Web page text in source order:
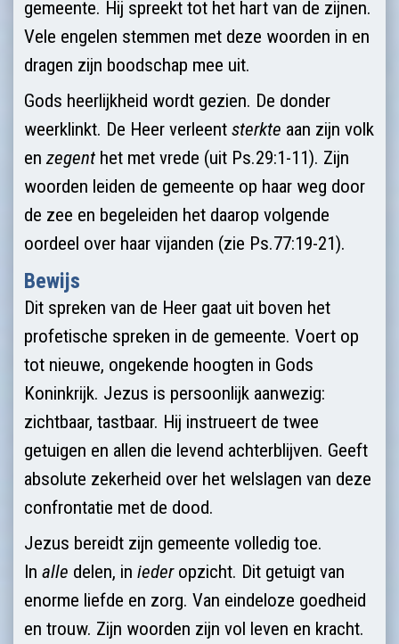
gemeente. Hij spreekt tot het hart van de zijnen.
Vele engelen stemmen met deze woorden in en
dragen zijn boodschap mee uit.
Gods heerlijkheid wordt gezien. De donder
weerklinkt. De Heer verleent sterkte aan zijn volk
en zegent het met vrede (uit Ps.29:1-11). Zijn
woorden leiden de gemeente op haar weg door
de zee en begeleiden het daarop volgende
oordeel over haar vijanden (zie Ps.77:19-21).
Bewijs
Dit spreken van de Heer gaat uit boven het
profetische spreken in de gemeente. Voert op
tot nieuwe, ongekende hoogten in Gods
Koninkrijk. Jezus is persoonlijk aanwezig:
zichtbaar, tastbaar. Hij instrueert de twee
getuigen en allen die levend achterblijven. Geeft
absolute zekerheid over het welslagen van deze
confrontatie met de dood.
Jezus bereidt zijn gemeente volledig toe.
In alle delen, in iederopzicht. Dit getuigt van
enorme liefde en zorg. Van eindeloze goedheid
en trouw. Zijn woorden zijn vol leven en kracht.